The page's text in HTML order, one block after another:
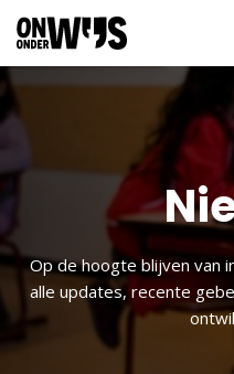
Op de hoogte blijven van
alle updates, recente